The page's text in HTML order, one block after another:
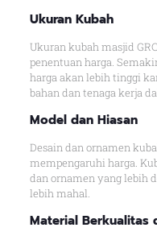
Ukuran Kubah
Ukuran kubah masjid
penentuan harga.
harga akan lebih tinggi
bahan dan tenaga kerja
Model dan Hiasan
Desain dan ornamen
mempengaruhi harga.
dan ornamen yang lebih
lebih mahal.
Material Berkualitas